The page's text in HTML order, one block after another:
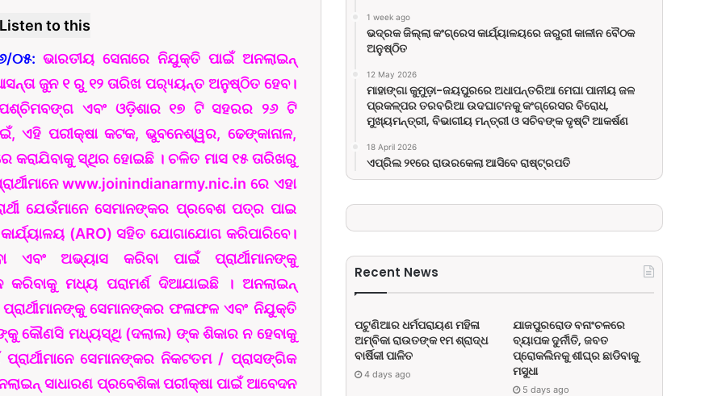
to this
୦୫: ଭାରତୀୟ ସେନାରେ ନିଯୁକ୍ତି ପାଇଁ ଅନଲାଇନ୍
ଜୁନ ୧ ରୁ ୧୨ ତାରିଖ ପର‌୍ୟ୍ୟନ୍ତ ଅନୁଷ୍ଠିତ ହେବ।
ଏବଂ ଓଡ଼ିଶାର ୧୭ ଟି ସହରର ୨୬ ଟି
ଏହି ପରୀକ୍ଷା କଟକ, ଭୁବନେଶ୍ୱର, ଢେଙ୍କାନାଳ,
ସ୍ଥିର ହୋଇଛି । ଚଳିତ ମାସ ୧୫ ତାରିଖରୁ
www.joinindianarmy.nic.in ରେ ଏହା
ଯେଉଁମାନେ ସେମାନଙ୍କର ପ୍ରବେଶ ପତ୍ର ପାଇ
(ARO) ସହିତ ଯୋଗାଯୋଗ କରିପାରିବେ।
ଅଭ୍ୟାସ କରିବା ପାଇଁ ପ୍ରାର୍ଥୀମାନଙ୍କୁ
କରିବାକୁ ମଧ୍ୟ ପରାମର୍ଶ ଦିଆଯାଇଛି । ଅନଲାଇନ୍
ସେମାନଙ୍କର ଫଳାଫଳ ଏବଂ ନିଯୁକ୍ତି
କୌଣସି ମଧ୍ୟସ୍ଥି (ଦଲାଲ) ଙ୍କ ଶିକାର ନ ହେବାକୁ
ସେମାନଙ୍କର ନିକଟତମ / ପ୍ରାସଙ୍ଗିକ
ସାଧାରଣ ପ୍ରବେଶିକା ପରୀକ୍ଷା ପାଇଁ ଆବେଦନ
1 week ago
ଭଦ୍ରକ ଜିଲ୍ଲା କଂଗ୍ରେସ କାର୍ଯ୍ୟାଳୟରେ ଜରୁରୀ କାଳୀନ ବୈଠକ
ଅନୁଷ୍ଠିତ
12 May 2026
ମାହାଙ୍ଗା କୁମୁଡ଼ା-ଜୟପୁରରେ ଅଧାପନ୍ତରିଆ ମେଘା ପାନୀୟ ଜଳ
ପ୍ରକଳ୍ପର ତରବରିଆ ଉଦଘାଟନକୁ କଂଗ୍ରେସର ବିରୋଧ,
ମୁଖ୍ୟମନ୍ତ୍ରୀ, ବିଭାଗୀୟ ମନ୍ତ୍ରୀ ଓ ସଚିବଙ୍କ ଦୃଷ୍ଟି ଆକର୍ଷଣ
18 April 2026
ଏପ୍ରିଲ ୨୧ରେ ରାଉରକେଲା ଆସିବେ ରାଷ୍ଟ୍ରପତି
Recent News
ପଟୁଣିଆର ଧର୍ମପରାୟଣ ମହିଳା
ଅମ୍ବିକା ରାଉତଙ୍କ ୧ମ ଶ୍ରାଦ୍ଧ
ବାର୍ଷିକୀ ପାଳିତ
4 days ago
ଯାଜପୁରରୋଡ ବନାଂଚଳରେ
ବ୍ୟାପକ ଦୁର୍ନୀତି, ଜବତ
ପ୍ରୋକଲିନକୁ ଶୀଘ୍ର ଛାଡିବାକୁ
ମସୁଧା
5 days ago